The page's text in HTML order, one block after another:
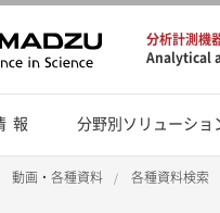
分析計測機
Analytical
報 分野別ソリューショ
動画・各種資料 各種資料検索